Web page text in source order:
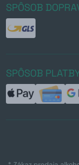
SPÔSOB
SPÔSOB